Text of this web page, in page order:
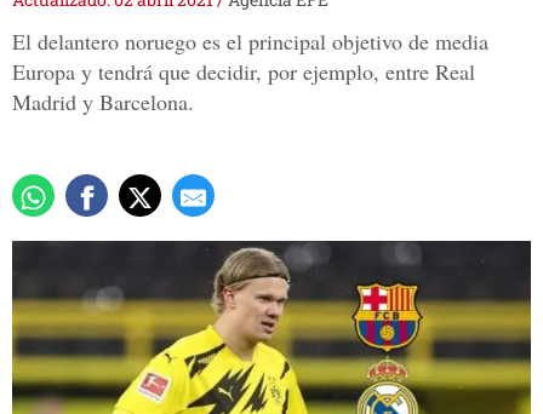
El delantero noruego es el principal objetivo de media
Europa y tendrá que decidir, por ejemplo, entre Real
Madrid y Barcelona.